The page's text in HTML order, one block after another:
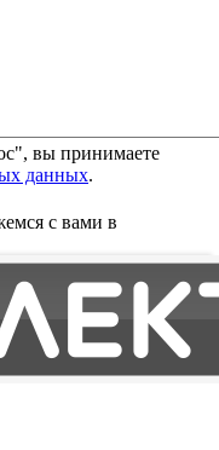
вы принимаете
данных.
с вами в